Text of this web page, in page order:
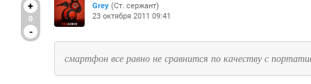
+
0
-
Grey (Ст. сержант)
23 октября 2011 09:41
смартфон все равно не сравнится по качеству с